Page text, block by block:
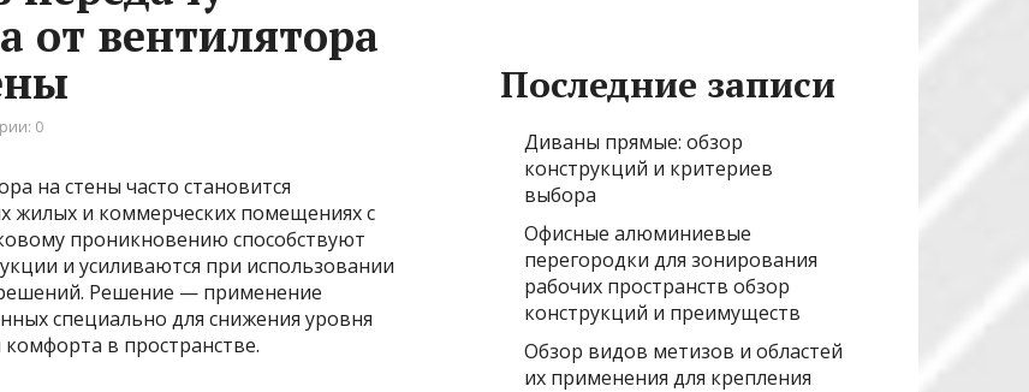
от вентилятора
0
на стены часто становится
жилых и коммерческих помещениях с
проникновению способствуют
и усиливаются при использовании
Решение — применение
специально для снижения уровня
в пространстве.
Последние записи
Диваны прямые: обзор
конструкций и критериев
выбора
Офисные алюминиевые
перегородки для зонирования
рабочих пространств обзор
конструкций и преимуществ
Обзор видов метизов и областей
их применения для крепления